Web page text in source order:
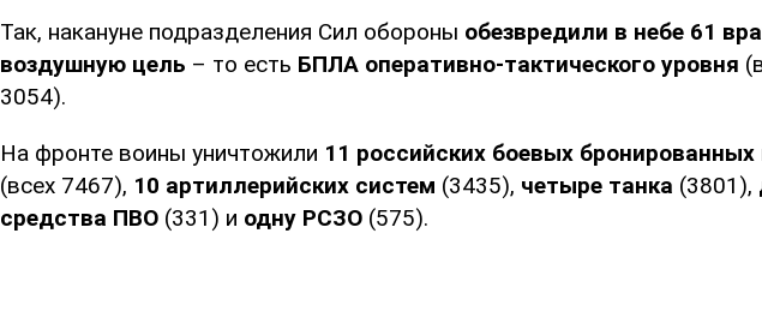
Так, накануне подразделения Сил обороны обезвредили в небе 61
воздушную цель – то есть БПЛА оперативно-тактического уровня
3054).
На фронте воины уничтожили 11 российских боевых
(всех 7467), 10 артиллерийских систем (3435), четыре танка (3801),
средства ПВО (331) и одну РСЗО (575).